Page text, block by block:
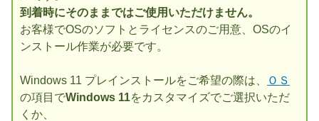
到着時にそのままではご使用いただけません。
お客様でOSのソフトとライセンスのご用意、OSのイ
ンストール作業が必要です。
Windows 11 プレインストールをご希望の際は、
ＯＳ
の項目でWindows 11をカスタマイズでご選択いただ
くか、